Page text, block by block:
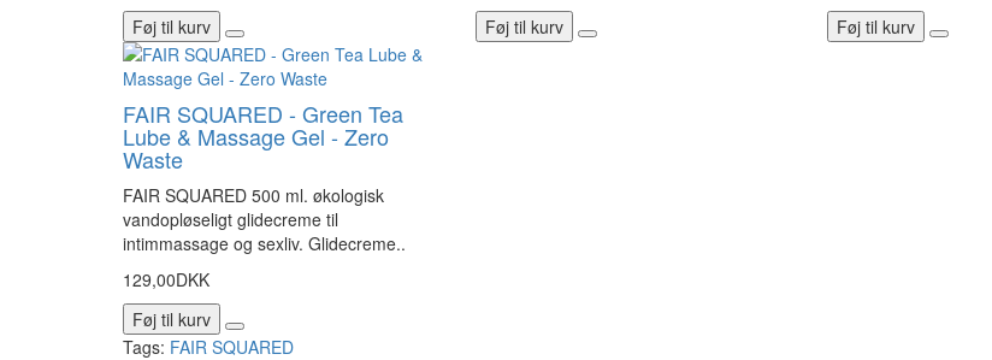
Føj til kurv
Føj til kurv
Føj til kurv
FAIR SQUARED - Green Tea
Lube & Massage Gel - Zero
Waste
FAIR SQUARED 500 ml. økologisk
vandopløseligt glidecreme til
intimmassage og sexliv. Glidecreme..
129,00DKK
Føj til kurv
Tags: FAIR SQUARED